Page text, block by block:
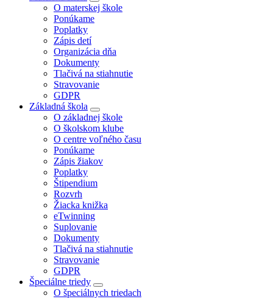
O materskej škole
Ponúkame
Poplatky
Zápis detí
Organizácia dňa
Dokumenty
Tlačivá na stiahnutie
Stravovanie
GDPR
Základná škola
O základnej škole
O školskom klube
O centre voľného času
Ponúkame
Zápis žiakov
Poplatky
Štipendium
Rozvrh
Žiacka knižka
eTwinning
Suplovanie
Dokumenty
Tlačivá na stiahnutie
Stravovanie
GDPR
Špeciálne triedy
O špeciálnych triedach